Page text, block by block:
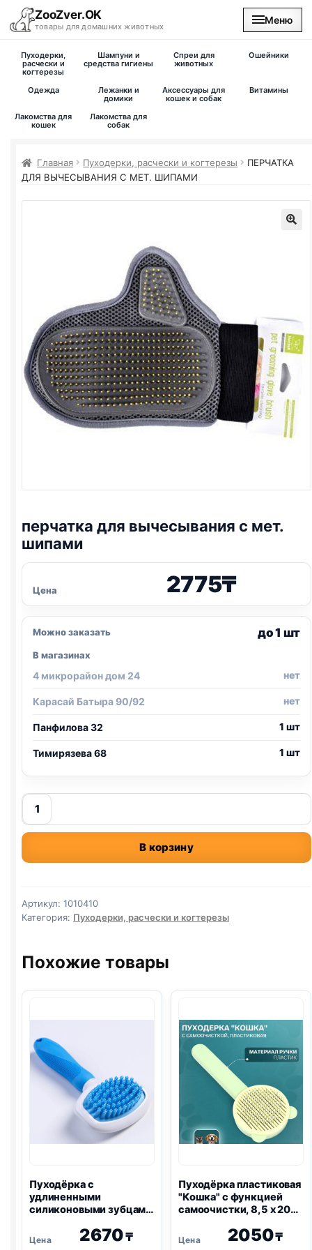
ZooZver.OK
товары для домашних животных
Меню
На главную
Вакансии
Пуходерки,
расчески и
когтерезы
Шампуни и
средства гигиены
Спреи для
животных
Ошейники
Одежда
Лежанки и
домики
Аксессуары для
кошек и собак
Витамины
Лакомства для
кошек
Лакомства для
собак
Главная Пуходерки, расчески и когтерезы
ПЕРЧАТКА
ДЛЯ ВЫЧЕСЫВАНИЯ С МЕТ. ШИПАМИ
перчатка для вычесывания с мет.
шипами
Цена 2775₸
Можно заказать до 1 шт
В магазинах
4 микрорайон дом 24 нет
Карасай Батыра 90/92 нет
Панфилова 32 1 шт
Тимирязева 68 1 шт
Количество
товара
перчатка
вычесывания
мет.
шипами
В корзину
Артикул: 1010410
Категория: Пуходерки, расчески и когтерезы
Похожие товары
Пуходёрка с
удлиненными
силиконовыми зубцами
эффектом, 9,8 х 18,5,
2670₸
Пуходёрка пластиковая
"Кошка" с функцией
самоочистки, 8,5 х 20
2050₸